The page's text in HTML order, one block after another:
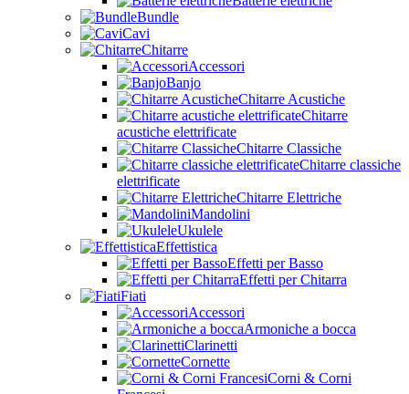
Bundle
Cavi
Chitarre
Accessori
Banjo
Chitarre Acustiche
Chitarre
acustiche elettrificate
Chitarre Classiche
Chitarre classiche
elettrificate
Chitarre Elettriche
Mandolini
Ukulele
Effettistica
Effetti per Basso
Effetti per Chitarra
Fiati
Accessori
Armoniche a bocca
Clarinetti
Cornette
Corni & Corni